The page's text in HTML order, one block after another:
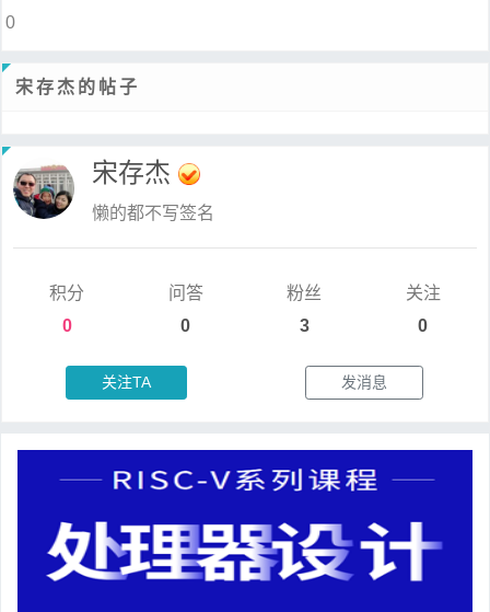
0
宋存杰的帖子
宋存杰
懒的都不写签名
积分
0
问答
0
粉丝
3
关注
0
关注TA 发消息